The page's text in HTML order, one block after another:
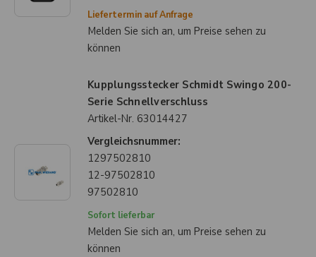
Liefertermin auf Anfrage
Melden Sie sich an, um Preise sehen zu
können
Kupplungsstecker Schmidt Swingo 200-
Serie Schnellverschluss
Artikel-Nr. 63014427
Vergleichsnummer:
1297502810
12-97502810
97502810
Sofort lieferbar
Melden Sie sich an, um Preise sehen zu
können